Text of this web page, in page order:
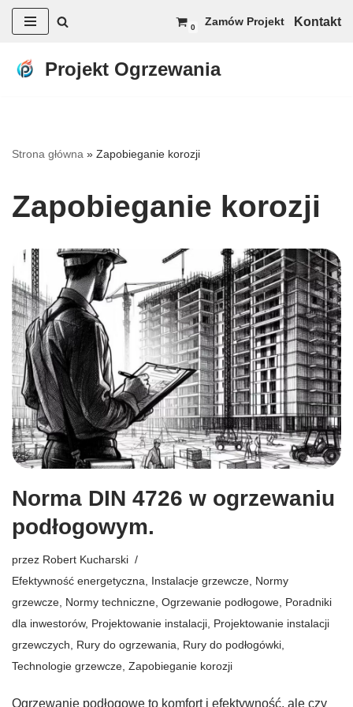
do
0 Zamów Projekt Kontakt
Projekt Ogrzewania
Strona główna » Zapobieganie korozji
Zapobieganie korozji
Norma DIN 4726 w ogrzewaniu
podłogowym.
przez Robert Kucharski
Efektywność energetyczna
Instalacje grzewcze Normy
grzewcze Normy techniczne Ogrzewanie podłogowe Poradniki
dla inwestorów, Projektowanie instalacji Projektowanie instalacji
grzewczych
Rury do ogrzewania Rury do podłogówki
Technologie grzewcze Zapobieganie korozji
Ogrzewanie podłogowe to komfort i efektywność, ale czy